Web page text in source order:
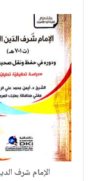
الإمام شرف